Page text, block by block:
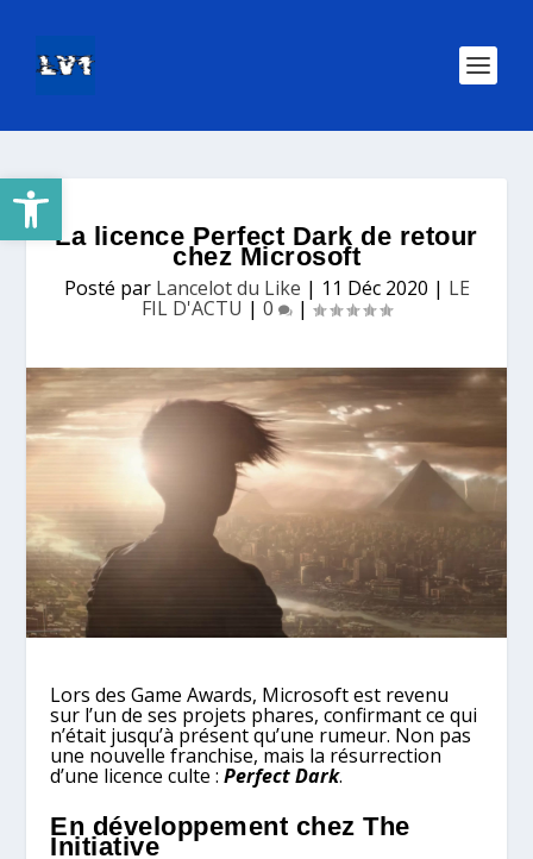
Ouvrir la barre d’outils
La licence Perfect Dark de retour
chez Microsoft
Posté par Lancelot du Like | 11 Déc 2020 | LE
FIL D'ACTU | 0 |
Lors des Game Awards, Microsoft est revenu
sur l’un de ses projets phares, confirmant ce qui
n’était jusqu’à présent qu’une rumeur. Non pas
une nouvelle franchise, mais la résurrection
d’une licence culte :Perfect Dark.
En développement chez The
Initiative